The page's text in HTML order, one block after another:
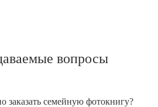
вопросы
заказать семейную фотокнигу?